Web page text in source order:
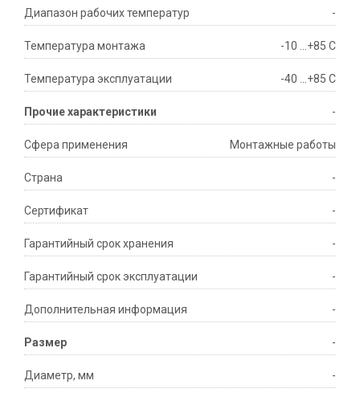
Диапазон рабочих температур -
Температура монтажа -10 ...+85 С
Температура эксплуатации -40 ...+85 С
Прочие характеристики -
Сфера применения Монтажные работы
Страна -
Сертификат -
Гарантийный срок хранения -
Гарантийный срок эксплуатации -
Дополнительная информация -
Размер -
Диаметр, мм -